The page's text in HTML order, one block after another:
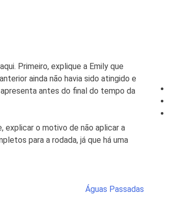
Primeiro, explique a Emily que
ainda não havia sido atingido e
antes do final do tempo da
explicar o motivo de não aplicar a
para a rodada, já que há uma
Águas Passadas